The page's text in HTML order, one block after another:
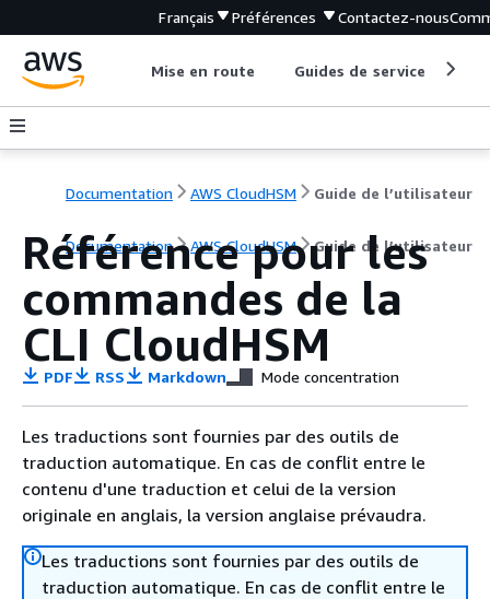
Français Préférences Contactez-nous
Mise en route Guides de service
Documentation AWS CloudHSM Guide de l’utilisateur
Documentation AWS CloudHSM Guide de l’utilisateur
Référence pour les
commandes de la
CLI CloudHSM
PDF RSS Markdown Mode concentration
Les traductions sont fournies par des outils de
traduction automatique. En cas de conflit entre le
contenu d'une traduction et celui de la version
originale en anglais, la version anglaise prévaudra.
Les traductions sont fournies par des outils de
traduction automatique. En cas de conflit entre le